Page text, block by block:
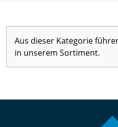
Aus dieser Kategorie
in unserem Sortiment.